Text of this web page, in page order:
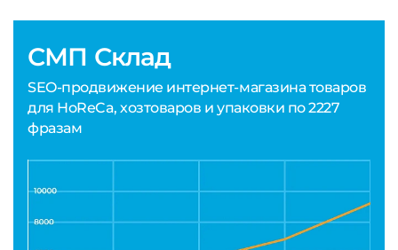
СМП Склад
SEO-продвижение интернет-магазина товаров
для HoReCa, хозтоваров и упаковки по 2227
фразам